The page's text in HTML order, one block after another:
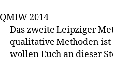
QMIW 2014
Das zweite Leipziger
qualitative Methoden
wollen Euch an dieser